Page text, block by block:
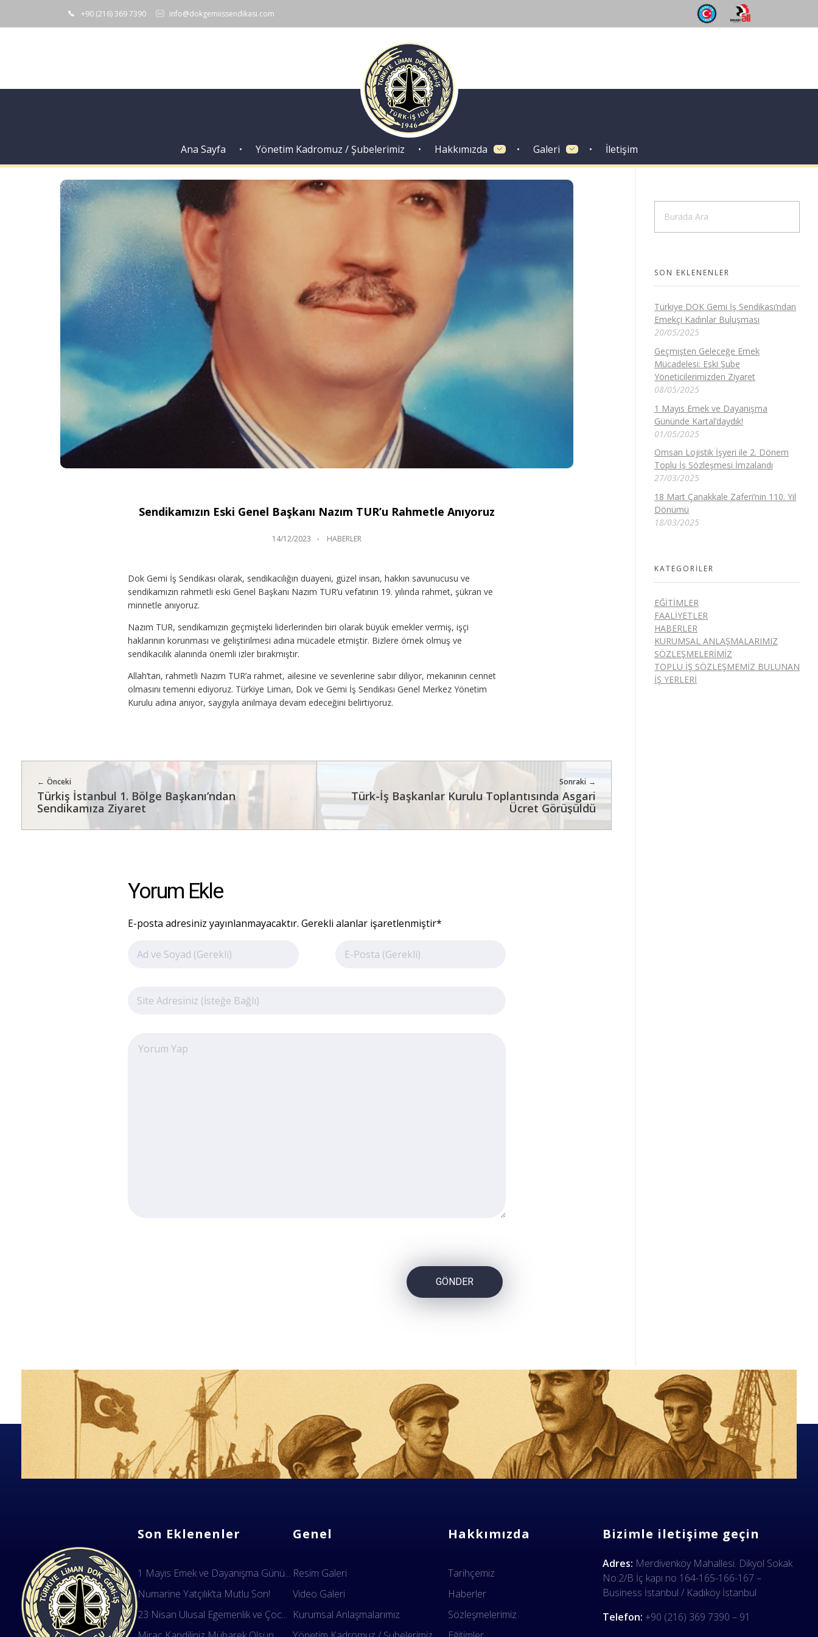
+90 (216) 369 7390 info@dokgemiissendikasi.com
Ana Sayfa Yönetim Kadromuz / Şubelerimiz Hakkımızda Galeri İletişim
Sendikamızın Eski Genel Başkanı Nazım TUR’u Rahmetle Anıyoruz
14/12/2023 HABERLER
Dok Gemi İş Sendikası olarak, sendikacılığın duayeni, güzel insan, hakkın savunucusu ve
sendikamızın rahmetli eski Genel Başkanı Nazım TUR’u vefatının 19. yılında rahmet, şükran ve
minnetle anıyoruz.
Nazım TUR, sendikamızın geçmişteki liderlerinden biri olarak büyük emekler vermiş, işçi
haklarının korunması ve geliştirilmesi adına mücadele etmiştir. Bizlere örnek olmuş ve
sendikacılık alanında önemli izler bırakmıştır.
Allah’tan, rahmetli Nazım TUR’a rahmet, ailesine ve sevenlerine sabır diliyor, mekanının cennet
olmasını temenni ediyoruz. Türkiye Liman, Dok ve Gemi İş Sendikası Genel Merkez Yönetim
Kurulu adına anıyor, saygıyla anılmaya devam edeceğini belirtiyoruz.
Önceki
Türkiş İstanbul 1. Bölge Başkanı’ndan
Sendikamıza Ziyaret
Sonraki
Türk-İş Başkanlar Kurulu Toplantısında Asgari
Ücret Görüşüldü
Yorum Ekle
E-posta adresiniz yayınlanmayacaktır. Gerekli alanlar işaretlenmiştir*
SON EKLENENLER
Türkiye DOK Gemi İş Sendikası’ndan
Emekçi Kadınlar Buluşması
20/05/2025
Geçmişten Geleceğe Emek
Mücadelesi: Eski Şube
Yöneticilerimizden Ziyaret
08/05/2025
1 Mayıs Emek ve Dayanışma
Gününde Kartal’daydık!
01/05/2025
Omsan Lojistik İşyeri ile 2. Dönem
Toplu İş Sözleşmesi İmzalandı
27/03/2025
18 Mart Çanakkale Zaferi’nin 110. Yıl
Dönümü
18/03/2025
KATEGORILER
EĞITIMLER
FAALIYETLER
HABERLER
KURUMSAL ANLAŞMALARIMIZ
SÖZLEŞMELERIMIZ
TOPLU İŞ SÖZLEŞMEMIZ BULUNAN
İŞ YERLERI
Son Eklenenler
1 Mayıs Emek ve Dayanışma Günü...
Numarine Yatçılık’ta Mutlu Son!
23 Nisan Ulusal Egemenlik ve Çoc...
Genel
Resim Galeri
Video Galeri
Kurumsal Anlaşmalarımız
Hakkımızda
Tarihçemiz
Haberler
Sözleşmelerimiz
Bizimle iletişime geçin
Adres: Merdivenköy Mahallesi. Dikyol Sokak
No:2/B İç kapı no 164-165-166-167 –
Business İstanbul / Kadıköy İstanbul
Telefon: +90 (216) 369 7390 – 91